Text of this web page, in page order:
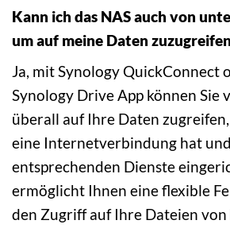
Kann ich das NAS auch von
um auf meine Daten
Ja, mit Synology QuickConnect
Synology Drive App können Sie
überall auf Ihre Daten
eine Internetverbindung hat
entsprechenden Dienste
ermöglicht Ihnen eine flexible
den Zugriff auf Ihre Dateien